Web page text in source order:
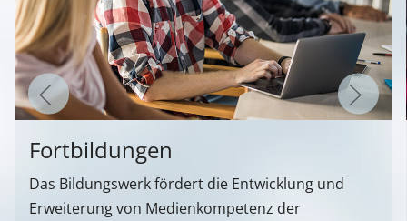
Fortbildungen
Das Bildungswerk fördert die Entwicklung und
Erweiterung von Medienkompetenz der